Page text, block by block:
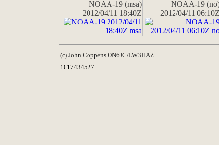
NOAA-19 (msa)
2012/04/11 18:40Z
NOAA-19 (no)
2012/04/11 06:10Z
(c) John Coppens ON6JC/LW3HAZ
1017434527